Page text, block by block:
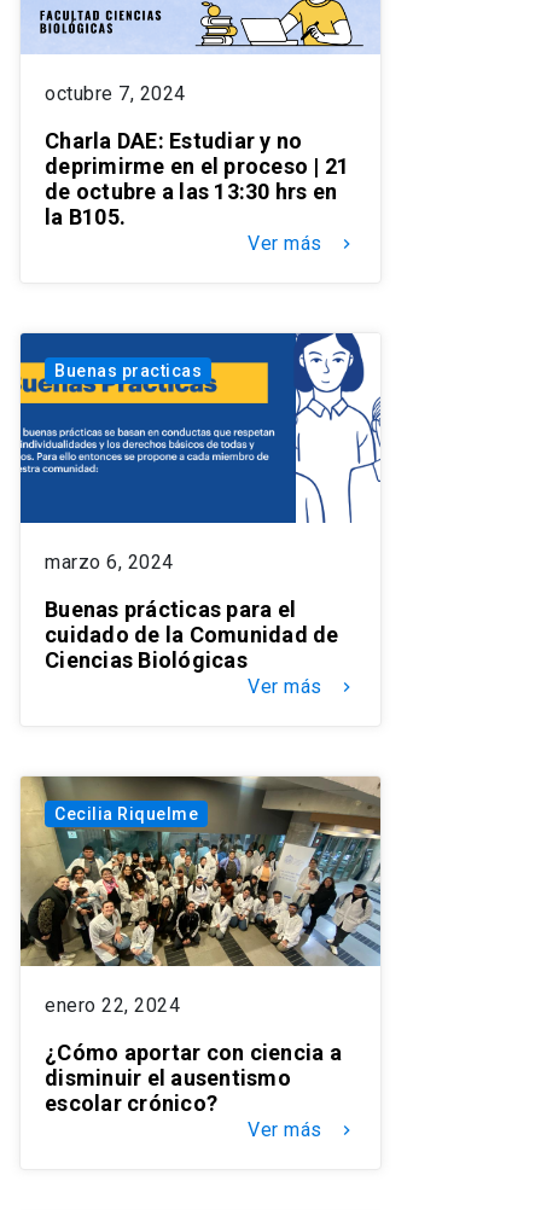
octubre 7, 2024
Charla DAE: Estudiar y no
deprimirme en el proceso | 21
de octubre a las 13:30 hrs en
la B105.
Ver más keyboard_arrow_right
Buenas practicas
marzo 6, 2024
Buenas prácticas para el
cuidado de la Comunidad de
Ciencias Biológicas
Ver más keyboard_arrow_right
Cecilia Riquelme
enero 22, 2024
¿Cómo aportar con ciencia a
disminuir el ausentismo
escolar crónico?
Ver más keyboard_arrow_right